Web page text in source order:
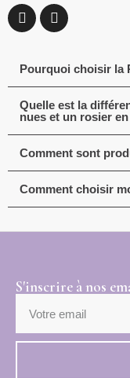
Pourquoi choisir la
Quelle est la
nues et un rosier
Comment sont
Comment choisir
S'inscrire à nos